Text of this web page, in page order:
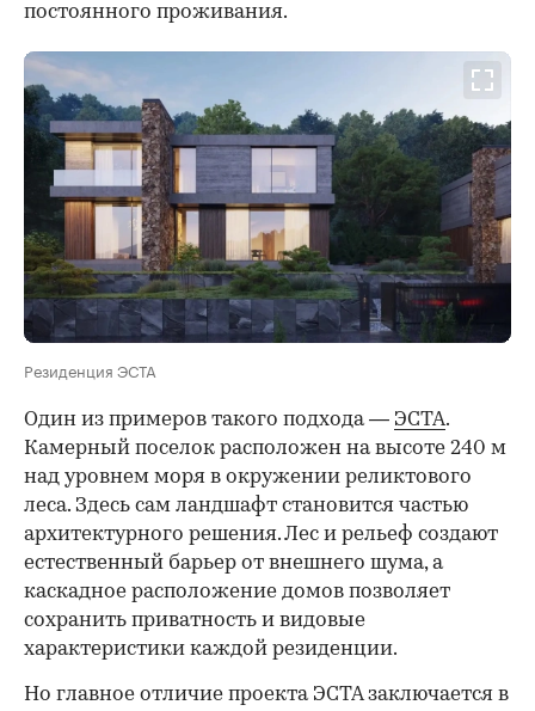
постоянного проживания.
Резиденция ЭСТА
Один из примеров такого подхода — ЭСТА.
Камерный поселок расположен на высоте 240 м
над уровнем моря в окружении реликтового
леса. Здесь сам ландшафт становится частью
архитектурного решения. Лес и рельеф создают
естественный барьер от внешнего шума, а
каскадное расположение домов позволяет
сохранить приватность и видовые
характеристики каждой резиденции.
Но главное отличие проекта ЭСТА заключается в